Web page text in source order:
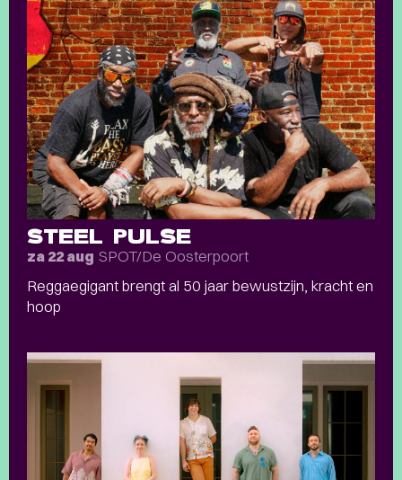
STEEL PULSE
za 22 aug SPOT/De Oosterpoort
Reggaegigant brengt al 50 jaar bewustzijn, kracht en
hoop